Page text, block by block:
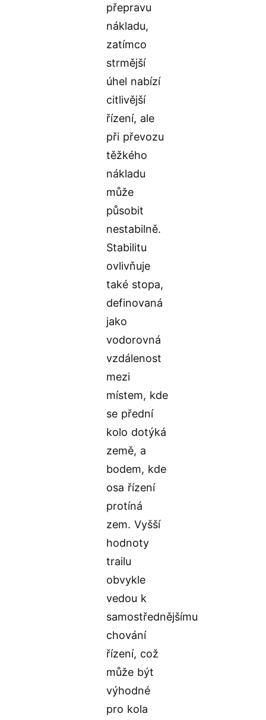
přepravu
nákladu,
zatímco
strmější
úhel nabízí
citlivější
řízení, ale
při převozu
těžkého
nákladu
může
působit
nestabilně.
Stabilitu
ovlivňuje
také stopa,
definovaná
jako
vodorovná
vzdálenost
mezi
místem, kde
se přední
kolo dotýká
země, a
bodem, kde
osa řízení
protíná
zem. Vyšší
hodnoty
trailu
obvykle
vedou k
samostřednějšímu
chování
řízení, což
může být
výhodné
pro kola